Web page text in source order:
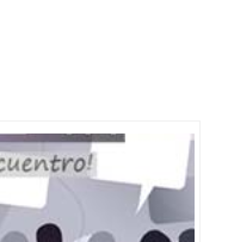
凭551190476如
文凭可以打工作
可以办理澳洲毕业
假毕业证
业证551190476申
吗551190476哪里
里可以修改成绩单